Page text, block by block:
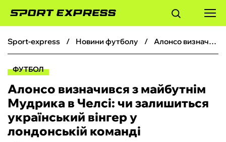
ФУТБОЛ
БОКС
ХОКЕЙ
sport-express новини футболу Алонсо визначився з майбутнім Мудрика в Челсі: чи залишиться український вінгер у лондонській команді
ФУТБОЛ
Алонсо визначився з майбутнім
Мудрика в Челсі: чи залишиться
український вінгер у
лондонській команді